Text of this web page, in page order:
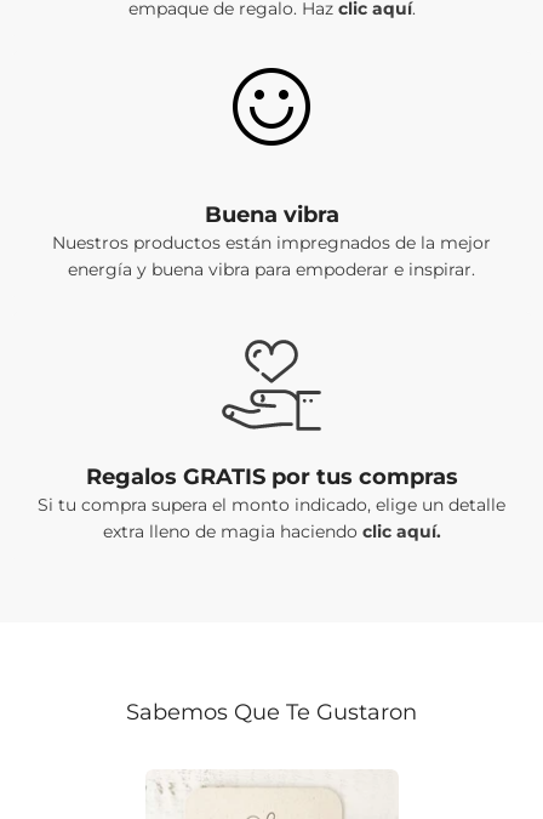
empaque de regalo. Haz clic aquí.
Buena vibra
Nuestros productos están impregnados de la mejor
energía y buena vibra para empoderar e inspirar.
Regalos GRATIS por tus compras
Si tu compra supera el monto indicado, elige un detalle
extra lleno de magia haciendo clic aquí.
Sabemos Que Te Gustaron